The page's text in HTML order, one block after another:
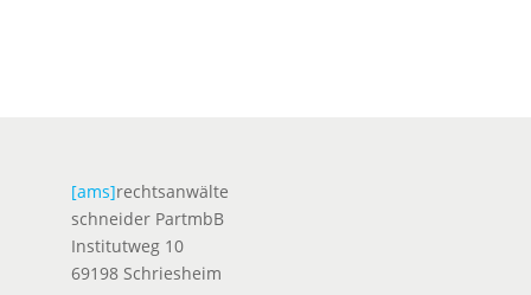
[ams]rechtsanwälte
schneider PartmbB
Institutweg 10
69198 Schriesheim